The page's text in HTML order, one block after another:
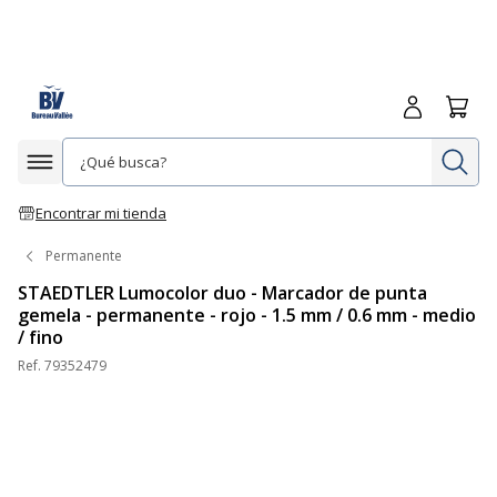
Afficher la navigation
Encontrar mi tienda
Iniciar
Permanente
STAEDTLER Lumocolor duo - Marcador de punta
gemela - permanente - rojo - 1.5 mm / 0.6 mm - medio
/ fino
Ref. 79352479